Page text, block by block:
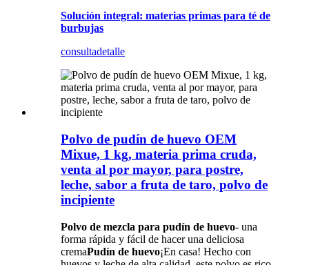
Solución integral: materias primas para té de
burbujas
consultadetalle
Polvo de pudín de huevo OEM
Mixue, 1 kg, materia prima cruda,
venta al por mayor, para postre,
leche, sabor a fruta de taro, polvo de
incipiente
Polvo de mezcla para pudín de huevo- una
forma rápida y fácil de hacer una deliciosa
cremaPudín de huevo¡En casa! Hecho con